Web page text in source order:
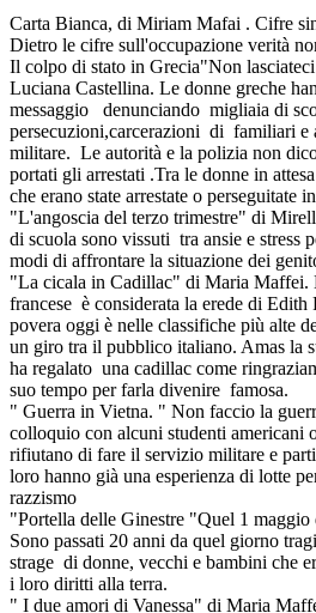
Carta Bianca, di Miriam Mafai . Cifre
Dietro le cifre sull'occupazione verità
Il colpo di stato in Grecia"Non
Luciana Castellina. Le donne greche
messaggio denunciando migliaia di
persecuzioni,carcerazioni di familiari e
militare. Le autorità e la polizia non
portati gli arrestati .Tra le donne in
che erano state arrestate o perseguitate
"L'angoscia del terzo trimestre" di
di scuola sono vissuti tra ansie e stress
modi di affrontare la situazione dei
"La cicala in Cadillac" di Maria Maffei.
francese è considerata la erede di Edith
povera oggi è nelle classifiche più alte
un giro tra il pubblico italiano. Amas la
ha regalato una cadillac come
suo tempo per farla divenire famosa.
" Guerra in Vietna. " Non faccio la
colloquio con alcuni studenti americani
rifiutano di fare il servizio militare e
loro hanno già una esperienza di lotte
razzismo
"Portella delle Ginestre "Quel 1
Sono passati 20 anni da quel giorno
strage di donne, vecchi e bambini che
i loro diritti alla terra.
" I due amori di Vanessa" di Maria